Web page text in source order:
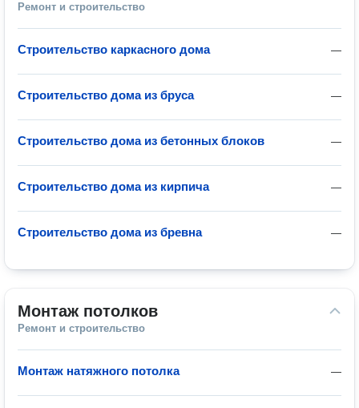
Ремонт и строительство
—
Строительство каркасного дома
—
Строительство дома из бруса
—
Строительство дома из бетонных блоков
—
Строительство дома из кирпича
—
Строительство дома из бревна
Монтаж потолков
Ремонт и строительство
—
Монтаж натяжного потолка